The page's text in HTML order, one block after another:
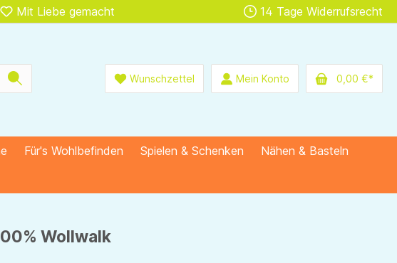
Mit Liebe gemacht 14 Tage Widerrufsrecht
Wunschzettel Mein Konto 0,00 €*
Für's Wohlbefinden Spielen & Schenken
Nähen & Basteln
Wollwalk